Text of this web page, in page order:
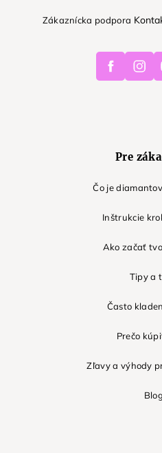
Zákaznícka podpora
Facebook
Pre
Čo je
Inštrukcie
Ako začať
Tipy a
Často
Prečo
Zľavy a výhody
Blog